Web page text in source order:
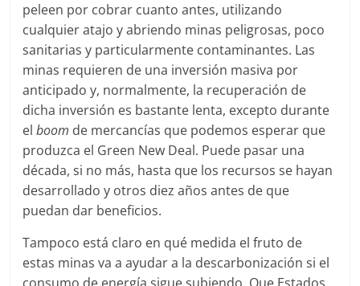
peleen por cobrar cuanto antes, utilizando
cualquier atajo y abriendo minas peligrosas, poco
sanitarias y particularmente contaminantes. Las
minas requieren de una inversión masiva por
anticipado y, normalmente, la recuperación de
dicha inversión es bastante lenta, excepto durante
elboom de mercancías que podemos esperar que
produzca el Green New Deal. Puede pasar una
década, si no más, hasta que los recursos se hayan
desarrollado y otros diez años antes de que
puedan dar beneficios.
Tampoco está claro en qué medida el fruto de
estas minas va a ayudar a la descarbonización si el